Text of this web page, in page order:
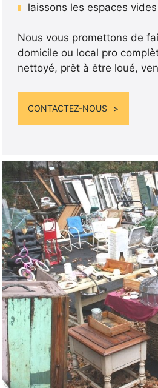
laissons les espaces
Nous vous promettons de
domicile ou local pro
nettoyé, prêt à être loué,
CONTACTEZ-NOUS